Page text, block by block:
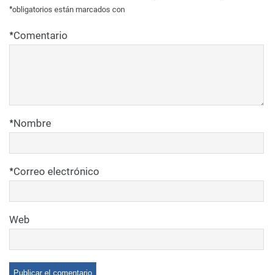
obligatorios están marcados con
*
Comentario
*
Nombre
*
Correo electrónico
*
Web